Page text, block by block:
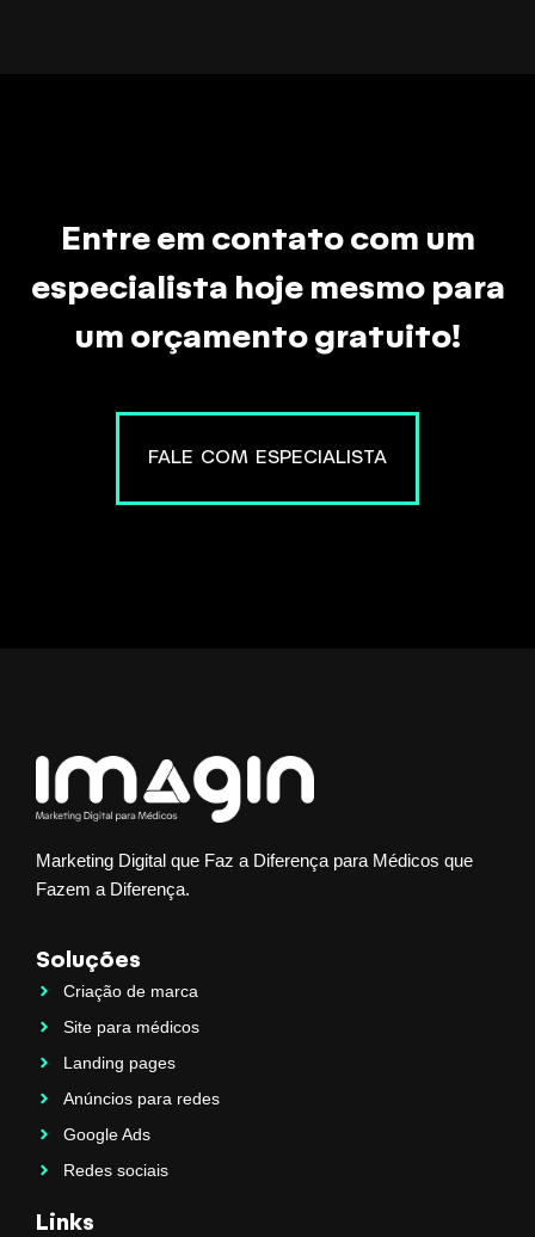
Entre em contato com um
especialista hoje mesmo para
um orçamento gratuito!
FALE COM ESPECIALISTA
Marketing Digital que Faz a Diferença para Médicos que
Fazem a Diferença.
Soluções
Criação de marca
Site para médicos
Landing pages
Anúncios para redes
Google Ads
Redes sociais
Links